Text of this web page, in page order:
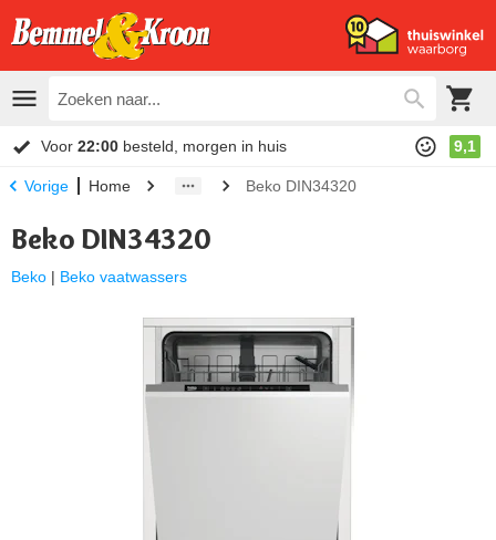
Voor 22:00 besteld, morgen in huis 9,1
Vorige Home Beko DIN34320
Beko DIN34320
Beko | Beko vaatwassers